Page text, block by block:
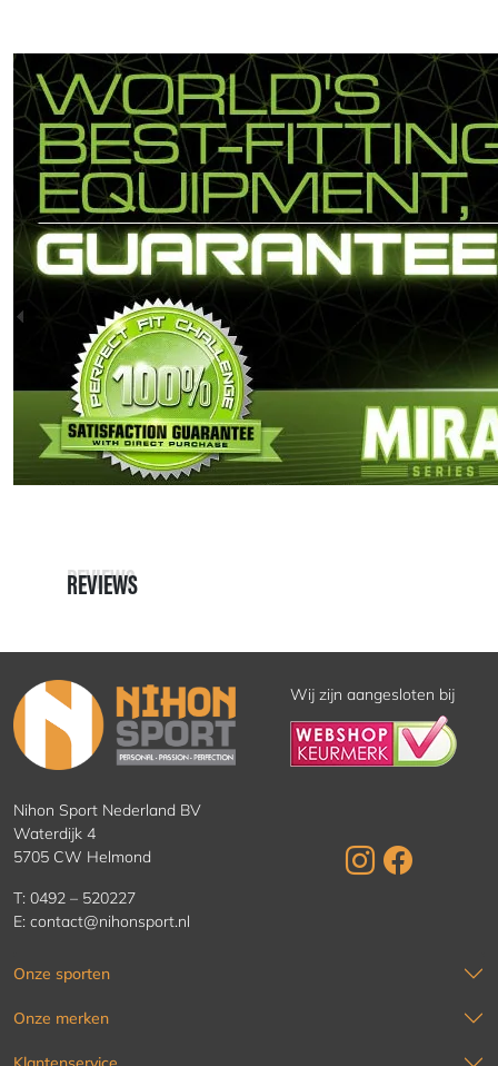
REVIEWS
REVIEWS
Wij zijn aangesloten bij
Nihon Sport Nederland BV
Waterdijk 4
5705 CW Helmond
T: 0492 – 520227
E: contact@nihonsport.nl
Onze sporten
Onze merken